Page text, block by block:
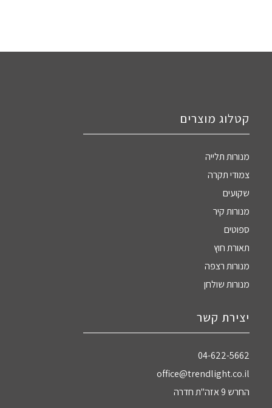
קטלוג מוצרים
מנורות תלייה
צמודי תקרה
שקועים
מנורות קיר
ספוטים
תאורת חוץ
מנורות רצפה
מנורות שולחן
יצירת קשר
04-622-5662‏
office@trendlight.co.il
החרש 9 אזה"ת חדרה